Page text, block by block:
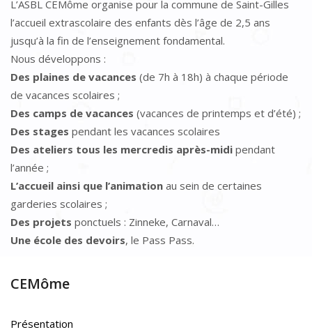
L’ASBL CEMôme organise pour la commune de Saint-Gilles
l’accueil extrascolaire des enfants dès l’âge de 2,5 ans
jusqu’à la fin de l’enseignement fondamental.
Nous développons :
Des plaines de vacances (de 7h à 18h) à chaque période
de vacances scolaires ;
Des camps de vacances (vacances de printemps et d’été) ;
Des stages pendant les vacances scolaires
Des ateliers tous les mercredis après-midi pendant
l’année ;
L’accueil ainsi que l’animation au sein de certaines
garderies scolaires ;
Des projets ponctuels : Zinneke, Carnaval…
Une école des devoirs, le Pass Pass.
CEMôme
Présentation